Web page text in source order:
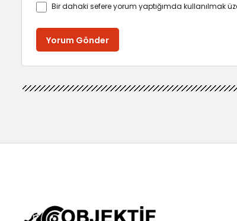
Bir dahaki sefere yorum yaptığımda kullanılmak
Yorum Gönder